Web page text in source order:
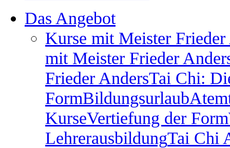
Das Angebot
Kurse mit Meister
mit Meister Frieder
Frieder AndersTai Chi:
FormBildungsurlaub
KurseVertiefung der Form
LehrerausbildungTai Chi